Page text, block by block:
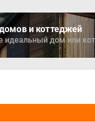
и коттеджей
идеальный дом или